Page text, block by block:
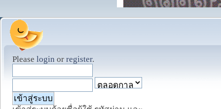
Please login or register.